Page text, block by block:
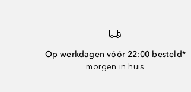
Op werkdagen vóór 22:00 besteld*
morgen in huis